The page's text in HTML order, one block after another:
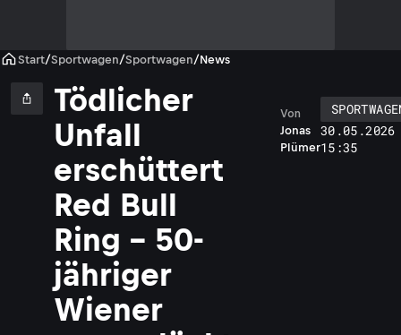
Start/Sportwagen/Sportwagen/News
Tödlicher
Unfall
erschüttert
Red Bull
Ring - 50-
jähriger
Wiener
Jonas
Plümer
Von
15:35